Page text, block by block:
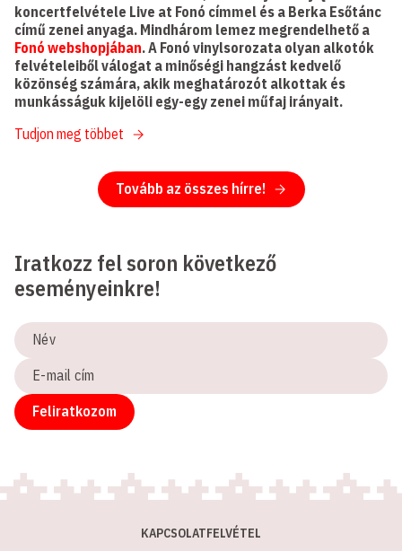
koncertfelvétele Live at Fonó címmel és a Berka Esőtánc
című zenei anyaga. Mindhárom lemez megrendelhető a
Fonó webshopjában. A Fonó vinylsorozata olyan alkotók
felvételeiből válogat a minőségi hangzást kedvelő
közönség számára, akik meghatározót alkottak és
munkásságuk kijelöli egy-egy zenei műfaj irányait.
Tudjon meg többet
Tovább az összes hírre!
Iratkozz fel soron következő
eseményeinkre!
Név
E-
mail
cím
Feliratkozom
KAPCSOLATFELVÉTEL